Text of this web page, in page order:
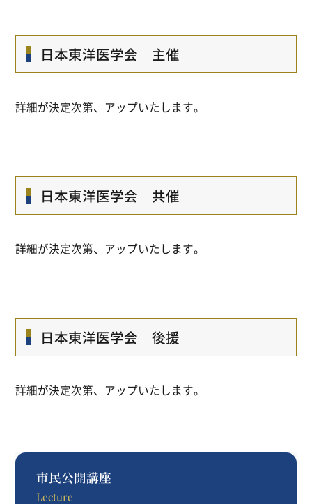
日本東洋医学会 主催
詳細が決定次第、アップいたします。
日本東洋医学会 共催
詳細が決定次第、アップいたします。
日本東洋医学会 後援
詳細が決定次第、アップいたします。
市民公開講座
Lecture